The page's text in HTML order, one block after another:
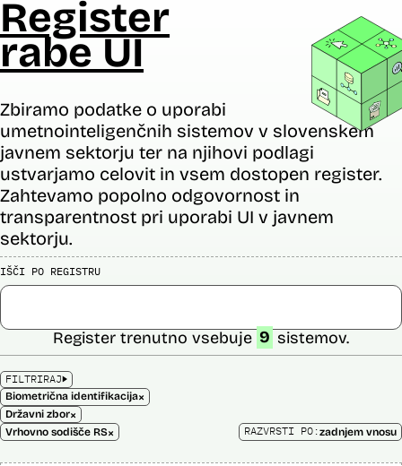
Register
rabe UI
Zbiramo podatke o uporabi
umetnointeligenčnih sistemov v slovenskem
javnem sektorju ter na njihovi podlagi
ustvarjamo celovit in vsem dostopen register.
Zahtevamo popolno odgovornost in
transparentnost pri uporabi UI v javnem
sektorju.
IŠČI PO REGISTRU
FILTRIRAJ
Biometrična identifikacija×
Državni zbor×
Vrhovno sodišče RS×
Register trenutno vsebuje 9 sistemov.
RAZVRSTI PO:zadnjem vnosu